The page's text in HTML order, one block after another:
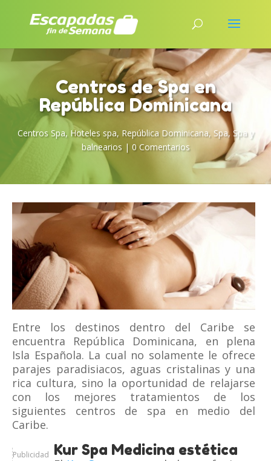
Centros de Spa en
República Dominicana
Centros Spa, Hoteles spa, República Dominicana, Spa, Spa y
balnearios | 0 Comentarios
Entre los destinos dentro del Caribe se
encuentra República Dominicana, en plena
Isla Española. La cual no solamente le ofrece
parajes paradisiacos, aguas cristalinas y una
rica cultura, sino la oportunidad de relajarse
con los mejores tratamientos de los
siguientes centros de spa en medio del
Caribe.
Publicidad Kur Spa Medicina estética